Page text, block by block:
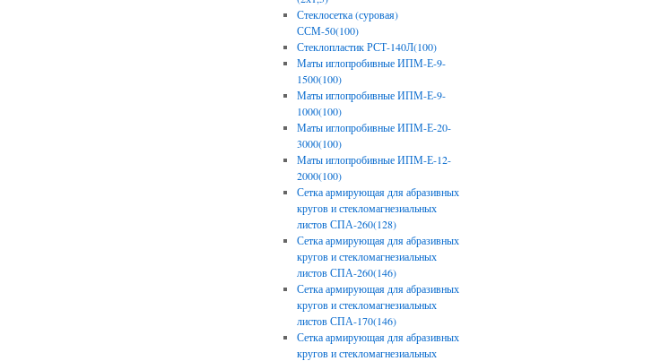
Стеклосетка (суровая)
ССМ-50(100)
Стеклопластик РСТ-140Л(100)
Маты иглопробивные ИПМ-Е-9-
1500(100)
Маты иглопробивные ИПМ-Е-9-
1000(100)
Маты иглопробивные ИПМ-Е-20-
3000(100)
Маты иглопробивные ИПМ-Е-12-
2000(100)
Сетка армирующая для абразивных
кругов и стекломагнезиальных
листов СПА-260(128)
Сетка армирующая для абразивных
кругов и стекломагнезиальных
листов СПА-260(146)
Сетка армирующая для абразивных
кругов и стекломагнезиальных
листов СПА-170(146)
Сетка армирующая для абразивных
кругов и стекломагнезиальных